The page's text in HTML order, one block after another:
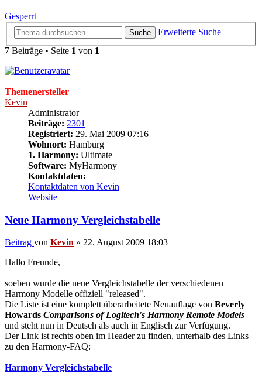
Gesperrt
Suche
Erweiterte Suche
7 Beiträge • Seite 1 von 1
Themenersteller
Kevin
Administrator
Beiträge: 2301
Registriert: 29. Mai 2009 07:16
Wohnort: Hamburg
1. Harmony: Ultimate
Software: MyHarmony
Kontaktdaten:
Kontaktdaten von Kevin
Website
Neue Harmony Vergleichstabelle
Beitrag von Kevin » 22. August 2009 18:03
Hallo Freunde,
soeben wurde die neue Vergleichstabelle der verschiedenen
Harmony Modelle offiziell "released".
Die Liste ist eine komplett überarbeitete Neuauflage von Beverly
Howards Comparisons of Logitech's Harmony Remote Models
und steht nun in Deutsch als auch in Englisch zur Verfügung.
Der Link ist rechts oben im Header zu finden, unterhalb des Links
zu den Harmony-FAQ:
Harmony Vergleichstabelle